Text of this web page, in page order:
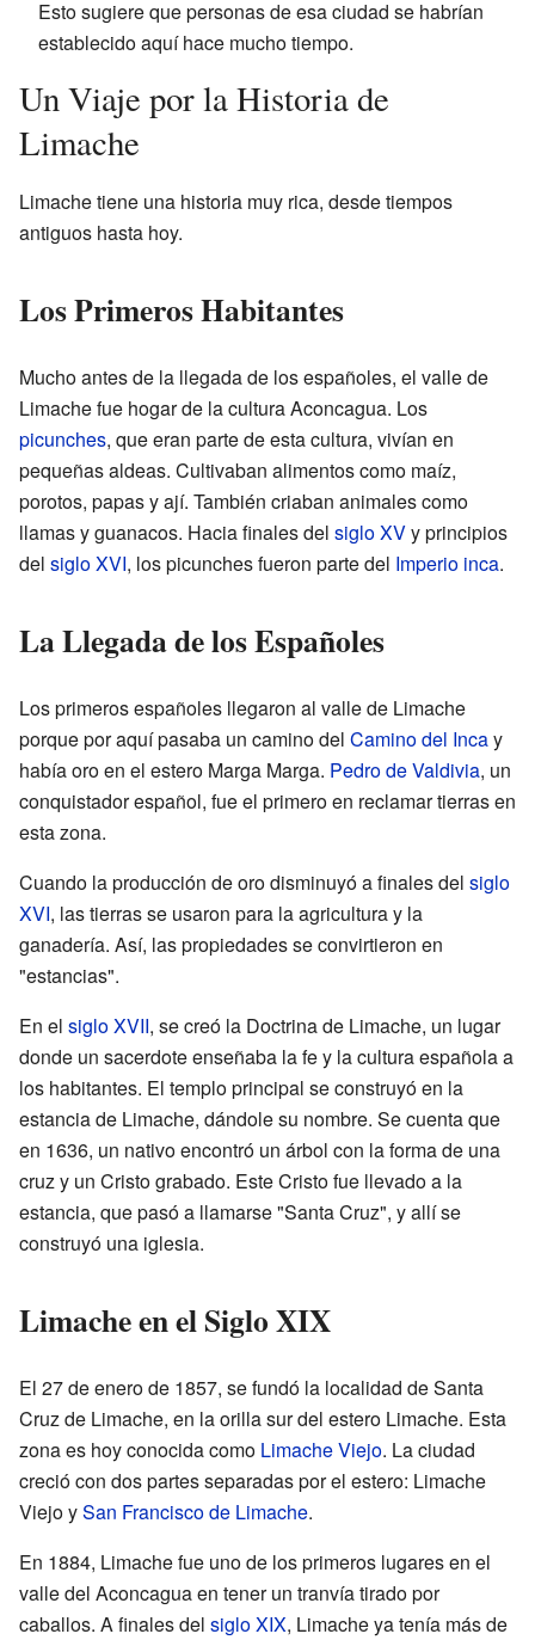
Esto sugiere que personas de esa ciudad se habrían
establecido aquí hace mucho tiempo.
Un Viaje por la Historia de
Limache
Limache tiene una historia muy rica, desde tiempos
antiguos hasta hoy.
Los Primeros Habitantes
Mucho antes de la llegada de los españoles, el valle de
Limache fue hogar de la cultura Aconcagua. Los
picunches, que eran parte de esta cultura, vivían en
pequeñas aldeas. Cultivaban alimentos como maíz,
porotos, papas y ají. También criaban animales como
llamas y guanacos. Hacia finales del siglo XVy principios
del siglo XVI, los picunches fueron parte del Imperio inca.
La Llegada de los Españoles
Los primeros españoles llegaron al valle de Limache
porque por aquí pasaba un camino del Camino del Incay
había oro en el estero Marga Marga. Pedro de Valdivia, un
conquistador español, fue el primero en reclamar tierras en
esta zona.
Cuando la producción de oro disminuyó a finales del siglo
XVI, las tierras se usaron para la agricultura y la
ganadería. Así, las propiedades se convirtieron en
"estancias".
En el siglo XVII, se creó la Doctrina de Limache, un lugar
donde un sacerdote enseñaba la fe y la cultura española a
los habitantes. El templo principal se construyó en la
estancia de Limache, dándole su nombre. Se cuenta que
en 1636, un nativo encontró un árbol con la forma de una
cruz y un Cristo grabado. Este Cristo fue llevado a la
estancia, que pasó a llamarse "Santa Cruz", y allí se
construyó una iglesia.
Limache en el Siglo XIX
El 27 de enero de 1857, se fundó la localidad de Santa
Cruz de Limache, en la orilla sur del estero Limache. Esta
zona es hoy conocida como Limache Viejo. La ciudad
creció con dos partes separadas por el estero: Limache
Viejo ySan Francisco de Limache.
En 1884, Limache fue uno de los primeros lugares en el
valle del Aconcagua en tener un tranvía tirado por
caballos. A finales del siglo XIX, Limache ya tenía más de